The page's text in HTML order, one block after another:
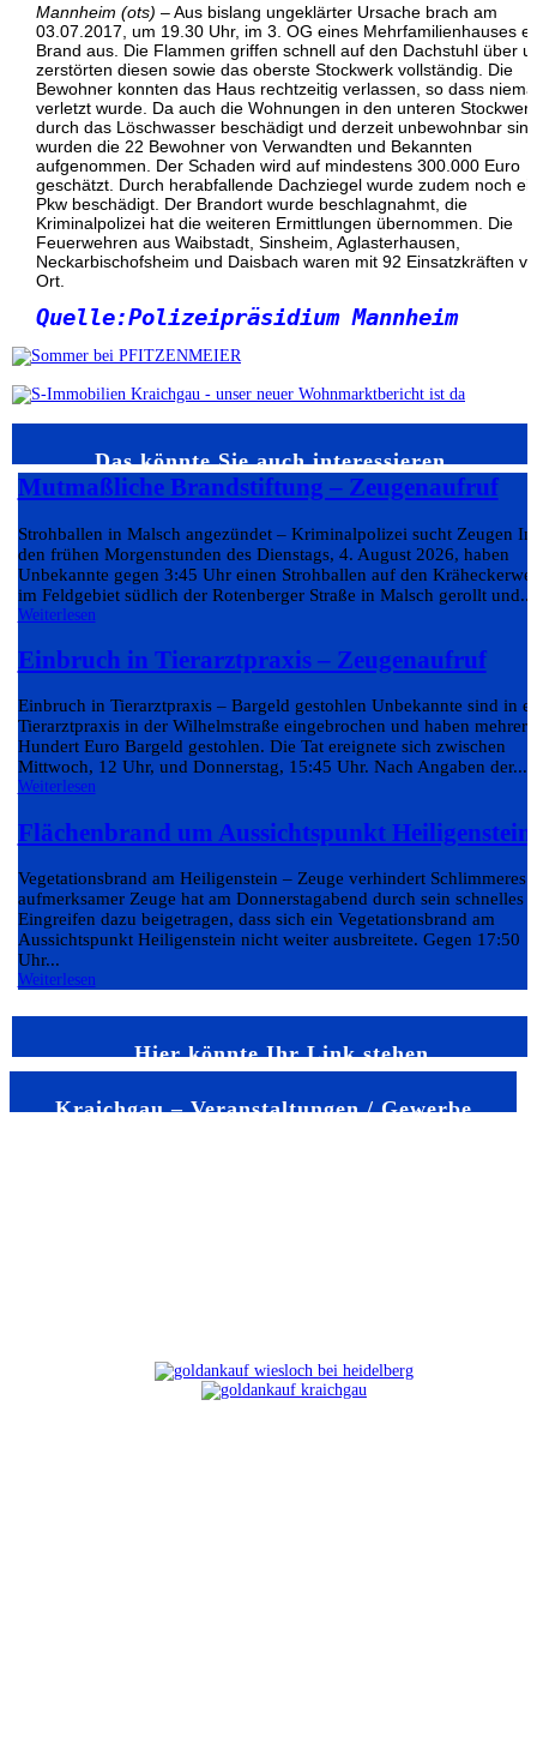
Mannheim (ots) – Aus bislang ungeklärter Ursache brach am
03.07.2017, um 19.30 Uhr, im 3. OG eines Mehrfamilienhauses
Brand aus. Die Flammen griffen schnell auf den Dachstuhl über
zerstörten diesen sowie das oberste Stockwerk vollständig. Die
Bewohner konnten das Haus rechtzeitig verlassen, so dass
verletzt wurde. Da auch die Wohnungen in den unteren
durch das Löschwasser beschädigt und derzeit unbewohnbar
wurden die 22 Bewohner von Verwandten und Bekannten
aufgenommen. Der Schaden wird auf mindestens 300.000 Euro
geschätzt. Durch herabfallende Dachziegel wurde zudem noch
Pkw beschädigt. Der Brandort wurde beschlagnahmt, die
Kriminalpolizei hat die weiteren Ermittlungen übernommen. Die
Feuerwehren aus Waibstadt, Sinsheim, Aglasterhausen,
Neckarbischofsheim und Daisbach waren mit 92 Einsatzkräften
Ort.
Quelle:Polizeipräsidium Mannheim
Das könnte Sie auch interessieren…
Mutmaßliche Brandstiftung – Zeugenaufruf
Strohballen in Malsch angezündet – Kriminalpolizei sucht Zeugen In
den frühen Morgenstunden des Dienstags, 4. August 2026, haben
Unbekannte gegen 3:45 Uhr einen Strohballen auf den
im Feldgebiet südlich der Rotenberger Straße in Malsch gerollt und...
Weiterlesen
Einbruch in Tierarztpraxis – Zeugenaufruf
Einbruch in Tierarztpraxis – Bargeld gestohlen Unbekannte sind in
Tierarztpraxis in der Wilhelmstraße eingebrochen und haben mehrere
Hundert Euro Bargeld gestohlen. Die Tat ereignete sich zwischen
Mittwoch, 12 Uhr, und Donnerstag, 15:45 Uhr. Nach Angaben der...
Weiterlesen
Flächenbrand um Aussichtspunkt Heiligenstein
Vegetationsbrand am Heiligenstein – Zeuge verhindert Schlimmeres
aufmerksamer Zeuge hat am Donnerstagabend durch sein schnelles
Eingreifen dazu beigetragen, dass sich ein Vegetationsbrand am
Aussichtspunkt Heiligenstein nicht weiter ausbreitete. Gegen 17:50
Uhr...
Weiterlesen
Hier könnte Ihr Link stehen
Kraichgau – Veranstaltungen / Gewerbe